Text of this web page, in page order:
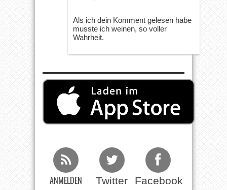
Als ich dein Komment gelesen habe
musste ich weinen, so voller
Wahrheit.
ANMELDEN Twitter Facebook